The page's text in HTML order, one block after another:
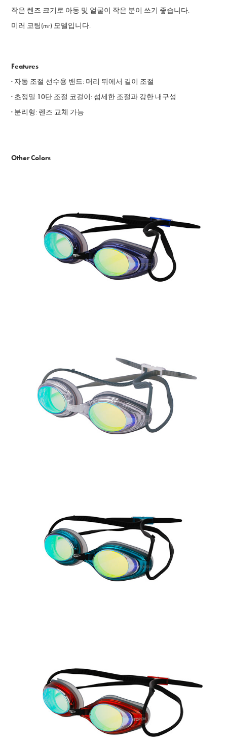
작은 렌즈 크기로 아동 및 얼굴이 작은 분이 쓰기 좋습니다.
미러 코팅(mr) 모델입니다.
Features
· 자동 조절 선수용 밴드: 머리 뒤에서 길이 조절
· 초정밀 10단 조절 코걸이: 섬세한 조절과 강한 내구성
· 분리형: 렌즈 교체 가능
Other Colors